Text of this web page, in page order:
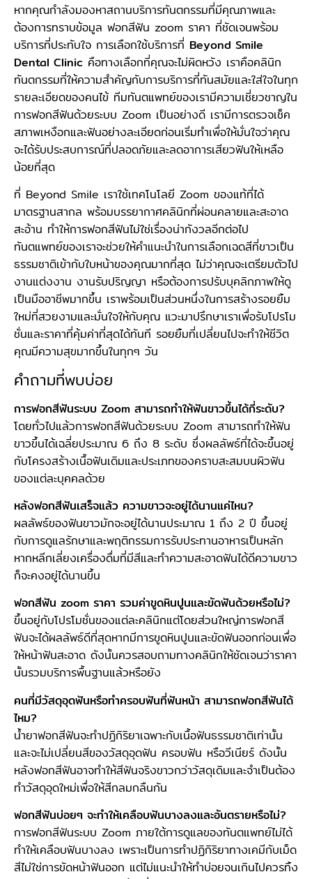
หากคุณกำลังมองหาสถานบริการทันตกรรมที่มีคุณภาพและ
ต้องการทราบข้อมูล ฟอกสีฟัน zoom ราคา ที่ชัดเจนพร้อม
บริการที่ประทับใจ การเลือกใช้บริการที่ Beyond Smile
Dental Clinic คือทางเลือกที่คุณจะไม่ผิดหวัง เราคือคลินิก
ทันตกรรมที่ให้ความสำคัญกับการบริการที่ทันสมัยและใส่ใจในทุก
รายละเอียดของคนไข้ ทีมทันตแพทย์ของเรามีความเชี่ยวชาญใน
การฟอกสีฟันด้วยระบบ Zoom เป็นอย่างดี เรามีการตรวจเช็ค
สภาพเหงือกและฟันอย่างละเอียดก่อนเริ่มทำเพื่อให้มั่นใจว่าคุณ
จะได้รับประสบการณ์ที่ปลอดภัยและลดอาการเสียวฟันให้เหลือ
น้อยที่สุด
ที่ Beyond Smile เราใช้เทคโนโลยี Zoom ของแท้ที่ได้
มาตรฐานสากล พร้อมบรรยากาศคลินิกที่ผ่อนคลายและสะอาด
สะอ้าน ทำให้การฟอกสีฟันไม่ใช่เรื่องน่ากังวลอีกต่อไป
ทันตแพทย์ของเราจะช่วยให้คำแนะนำในการเลือกเฉดสีที่ขาวเป็น
ธรรมชาติเข้ากับใบหน้าของคุณมากที่สุด ไม่ว่าคุณจะเตรียมตัวไป
งานแต่งงาน งานรับปริญญา หรือต้องการปรับบุคลิกภาพให้ดู
เป็นมืออาชีพมากขึ้น เราพร้อมเป็นส่วนหนึ่งในการสร้างรอยยิ้ม
ใหม่ที่สวยงามและมั่นใจให้กับคุณ แวะมาปรึกษาเราเพื่อรับโปรโม
ชั่นและราคาที่คุ้มค่าที่สุดได้ทันที รอยยิ้มที่เปลี่ยนไปจะทำให้ชีวิต
คุณมีความสุขมากขึ้นในทุกๆ วัน
คำถามที่พบบ่อย
การฟอกสีฟันระบบ Zoom สามารถทำให้ฟันขาวขึ้นได้กี่ระดับ?
โดยทั่วไปแล้วการฟอกสีฟันด้วยระบบ Zoom สามารถทำให้ฟัน
ขาวขึ้นได้เฉลี่ยประมาณ 6 ถึง 8 ระดับ ซึ่งผลลัพธ์ที่ได้จะขึ้นอยู่
กับโครงสร้างเนื้อฟันเดิมและประเภทของคราบสะสมบนผิวฟัน
ของแต่ละบุคคลด้วย
หลังฟอกสีฟันเสร็จแล้ว ความขาวจะอยู่ได้นานแค่ไหน?
ผลลัพธ์ของฟันขาวมักจะอยู่ได้นานประมาณ 1 ถึง 2 ปี ขึ้นอยู่
กับการดูแลรักษาและพฤติกรรมการรับประทานอาหารเป็นหลัก
หากหลีกเลี่ยงเครื่องดื่มที่มีสีและทำความสะอาดฟันได้ดีความขาว
ก็จะคงอยู่ได้นานขึ้น
ฟอกสีฟัน zoom ราคา รวมค่าขูดหินปูนและขัดฟันด้วยหรือไม่?
ขึ้นอยู่กับโปรโมชั่นของแต่ละคลินิกแต่โดยส่วนใหญ่การฟอกสี
ฟันจะได้ผลลัพธ์ดีที่สุดหากมีการขูดหินปูนและขัดฟันออกก่อนเพื่อ
ให้หน้าฟันสะอาด ดังนั้นควรสอบถามทางคลินิกให้ชัดเจนว่าราคา
นั้นรวมบริการพื้นฐานแล้วหรือยัง
คนที่มีวัสดุอุดฟันหรือทำครอบฟันที่ฟันหน้า สามารถฟอกสีฟันได้
ไหม?
น้ำยาฟอกสีฟันจะทำปฏิกิริยาเฉพาะกับเนื้อฟันธรรมชาติเท่านั้น
และจะไม่เปลี่ยนสีของวัสดุอุดฟัน ครอบฟัน หรือวีเนียร์ ดังนั้น
หลังฟอกสีฟันอาจทำให้สีฟันจริงขาวกว่าวัสดุเดิมและจำเป็นต้อง
ทำวัสดุอุดใหม่เพื่อให้สีกลมกลืนกัน
ฟอกสีฟันบ่อยๆ จะทำให้เคลือบฟันบางลงและอันตรายหรือไม่?
การฟอกสีฟันระบบ Zoom ภายใต้การดูแลของทันตแพทย์ไม่ได้
ทำให้เคลือบฟันบางลง เพราะเป็นการทำปฏิกิริยาทางเคมีกับเม็ด
สีไม่ใช่การขัดหน้าฟันออก แต่ไม่แนะนำให้ทำบ่อยจนเกินไปควรทิ้ง